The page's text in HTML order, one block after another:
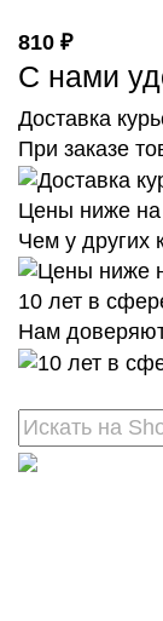
810 ₽
С нами
Доставка
При заказе
Цены ниже на
Чем у других
10 лет в
Нам